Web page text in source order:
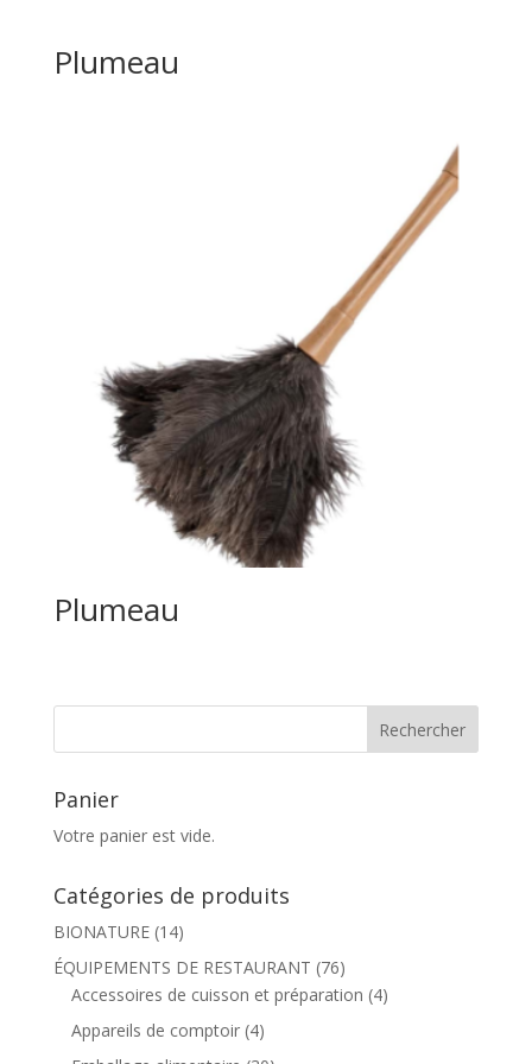
Plumeau
Plumeau
Panier
Votre panier est vide.
Catégories de produits
BIONATURE (14)
ÉQUIPEMENTS DE RESTAURANT (76)
Accessoires de cuisson et préparation (4)
Appareils de comptoir (4)